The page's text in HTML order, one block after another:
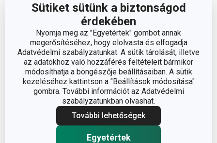
Sütiket sütünk a biztonságod
érdekében
Nyomja meg az "Egyetértek" gombot annak
megerősítéséhez, hogy elolvasta és elfogadja
Adatvédelmi szabályzatunkat. A sütik tárolását, illetve
az adatokhoz való hozzáférés feltételeit bármikor
módosíthatja a böngészője beállításaiban. A sütik
kezeléséhez kattintson a "Beállítások módosítása"
gombra. További információt az Adatvédelmi
szabályzatunkban olvashat.
További lehetőségek
Egyetértek
VIRGO WOOD só- és
borsőrlő 24 cm
Elérhető a webáruházban
10 márkaboltban elérhető
VIRGO WOOD só- és
borsőrlő 18 cm
8 570 Ft
Elérhető a webáruházban
11 márkaboltban elérhető